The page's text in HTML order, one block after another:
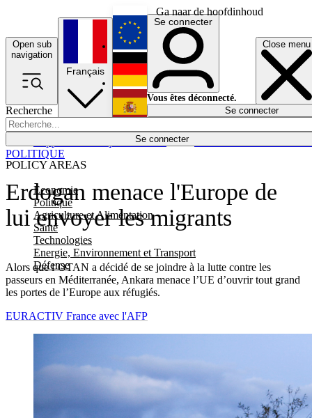
Ga naar de hoofdinhoud
Open sub
navigation
Close menu
Recherche
Se connecter
POLICY AREAS
Economie
Politique
Agriculture et Alimentation
Santé
Technologies
Energie, Environnement et Transport
Défense
Économie
Français
English
Deutsch
Español
Se connecter
Vous êtes déconnecté.
Se connecter
Erdogan menace l'Europe de
lui envoyer les migrants
Alors que l’OTAN a décidé de se joindre à la lutte contre les
passeurs en Méditerranée, Ankara menace l’UE d’ouvrir tout grand
les portes de l’Europe aux réfugiés.
POLITIQUE
EURACTIV France avec l'AFP